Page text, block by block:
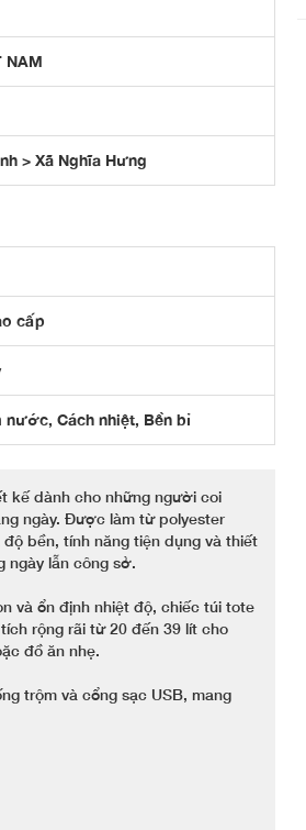
NAM
> Xã Nghĩa Hưng
cấp
nước, Cách nhiệt, Bền bỉ
kế dành cho những người coi
ngày. Được làm từ polyester
bền, tính năng tiện dụng và thiết
ngày lẫn công sở.
và ổn định nhiệt độ, chiếc túi tote
rộng rãi từ 20 đến 39 lít cho
đồ ăn nhẹ.
trộm và cổng sạc USB, mang